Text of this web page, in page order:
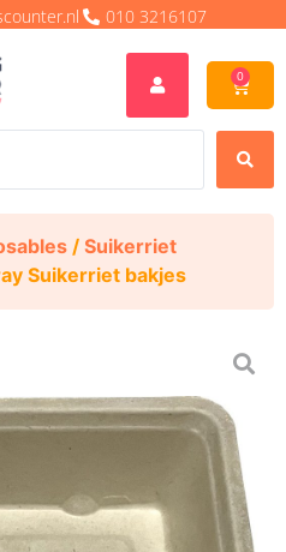
010 3216107
0
/ Suikerriet
Suikerriet bakjes